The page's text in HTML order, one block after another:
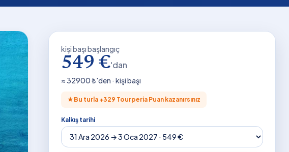
kişi başı başlangıç
549 €'dan
≈32900₺'den · kişi başı
★ Bu turla +329 Tourperia Puan kazanırsınız
Kalkış tarihi